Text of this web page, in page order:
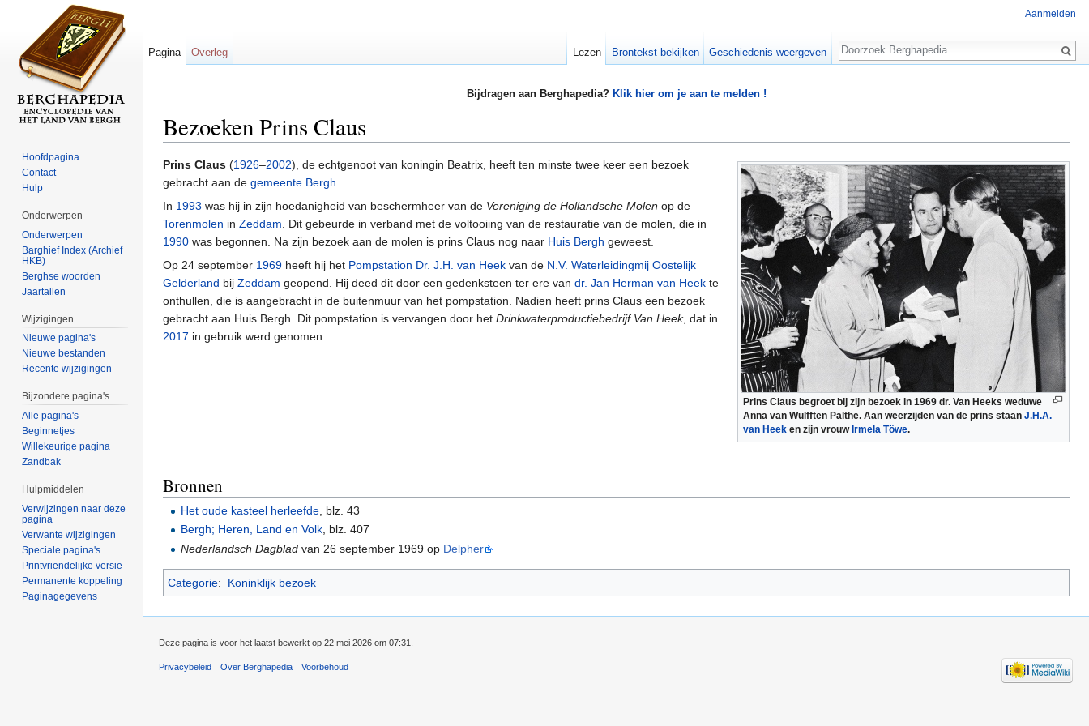
Bijdragen aan Berghapedia? Klik hier om je aan te melden !
Bezoeken Prins Claus
Prins Claus begroet bij zijn bezoek in 1969 dr. Van Heeks weduwe
Anna van Wulfften Palthe. Aan weerzijden van de prins staan J.H.A.
van Heek en zijn vrouw Irmela Töwe.
Prins Claus (1926–2002), de echtgenoot van koningin Beatrix, heeft ten minste twee keer een bezoek
gebracht aan de gemeente Bergh.
In 1993 was hij in zijn hoedanigheid van beschermheer van de Vereniging de Hollandsche Molen op de
Torenmolen in Zeddam. Dit gebeurde in verband met de voltooiing van de restauratie van de molen, die in
1990 was begonnen. Na zijn bezoek aan de molen is prins Claus nog naar Huis Bergh geweest.
Op 24 september 1969 heeft hij het Pompstation Dr. J.H. van Heek van de N.V. Waterleidingmij Oostelijk
Gelderland bij Zeddam geopend. Hij deed dit door een gedenksteen ter ere van dr. Jan Herman van Heek te
onthullen, die is aangebracht in de buitenmuur van het pompstation. Nadien heeft prins Claus een bezoek
gebracht aan Huis Bergh. Dit pompstation is vervangen door het Drinkwaterproductiebedrijf Van Heek, dat in
2017 in gebruik werd genomen.
Bronnen
Het oude kasteel herleefde , blz. 43
Bergh; Heren, Land en Volk , blz. 407
Nederlandsch Dagblad van 26 september 1969 op Delpher
Categorie: Koninklijk bezoek
Aanmelden
Pagina Overleg Lezen Brontekst bekijken Geschiedenis weergeven
Zoeken
Hoofdpagina
Contact
Hulp
Onderwerpen
Onderwerpen
Barghief Index (Archief
HKB)
Berghse woorden
Jaartallen
Wijzigingen
Nieuwe pagina's
Nieuwe bestanden
Recente wijzigingen
Bijzondere pagina's
Alle pagina's
Beginnetjes
Willekeurige pagina
Zandbak
Hulpmiddelen
Verwijzingen naar deze
pagina
Verwante wijzigingen
Speciale pagina's
Printvriendelijke versie
Permanente koppeling
Paginagegevens
Deze pagina is voor het laatst bewerkt op 22 mei 2026 om 07:31.
Privacybeleid Over Berghapedia Voorbehoud